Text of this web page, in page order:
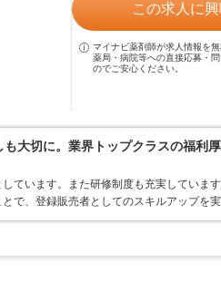
この求人に
マイナビ薬剤師が求人情報を無
薬局・病院等への直接応募・
のでご安心ください。
大切に。業界トップクラスの福利
ています。また研修制度も充実していま
で、登録販売者としてのスキルアップを